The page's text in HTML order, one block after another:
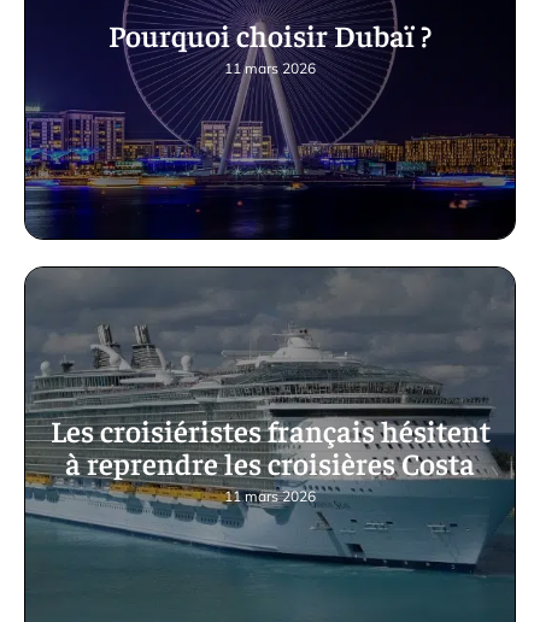
Pourquoi choisir Dubaï ?
11 mars 2026
Les croisiéristes français hésitent
à reprendre les croisières Costa
11 mars 2026